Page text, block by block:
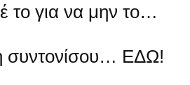
το για να μην το…
συντονίσου… ΕΔΩ!